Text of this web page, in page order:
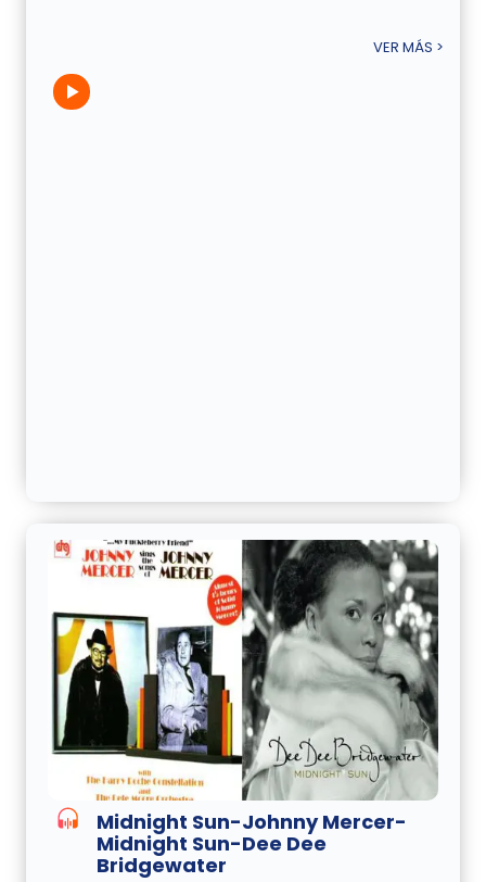
VER MÁS >
Midnight Sun-Johnny Mercer-
Midnight Sun-Dee Dee
Bridgewater